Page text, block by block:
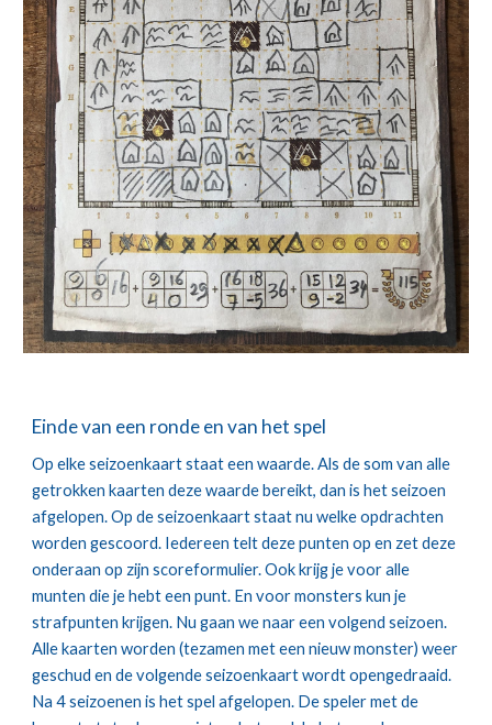
Einde van een ronde en van het spel
Op elke seizoenkaart staat een waarde. Als de som van alle
getrokken kaarten deze waarde bereikt, dan is het seizoen
afgelopen. Op de seizoenkaart staat nu welke opdrachten
worden gescoord. Iedereen telt deze punten op en zet deze
onderaan op zijn scoreformulier. Ook krijg je voor alle
munten die je hebt een punt. En voor monsters kun je
strafpunten krijgen. Nu gaan we naar een volgend seizoen.
Alle kaarten worden (tezamen met een nieuw monster) weer
geschud en de volgende seizoenkaart wordt opengedraaid.
Na 4 seizoenen is het spel afgelopen. De speler met de